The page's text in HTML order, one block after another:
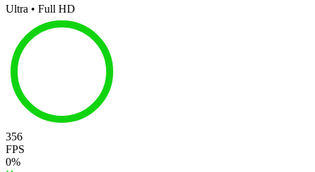
Ultra • Full HD
356
FPS
0%